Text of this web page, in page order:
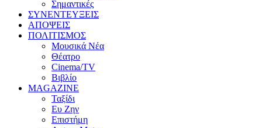
Σημαντικές
ΣΥΝΕΝΤΕΥΞΕΙΣ
ΑΠΟΨΕΙΣ
ΠΟΛΙΤΙΣΜΟΣ
Μουσικά Νέα
Θέατρο
Cinema/TV
Βιβλίο
MAGAZINE
Ταξίδι
Ευ Ζην
Επιστήμη